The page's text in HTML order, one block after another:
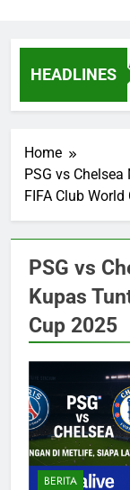
HEADLINES
Streaming
Hours Ago
Home
PSG vs
FIFA Club
PSG vs
Kupas
Cup 2025
BERITA